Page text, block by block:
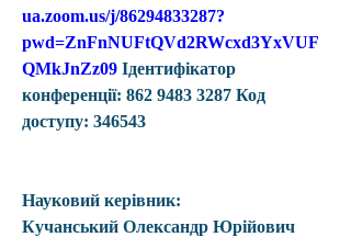
ua.zoom.us/j/86294833287?
pwd=ZnFnNUFtQVd2RWcxd3YxVUF
QMkJnZz09 Ідентифікатор
конференції: 862 9483 3287 Код
доступу: 346543
Науковий керівник:
Кучанський Олександр Юрійович